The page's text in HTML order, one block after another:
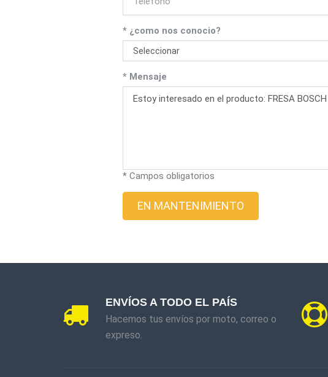
* ¿como nos conocio?
* Mensaje
* Campos obligatorios
EN MANTENIMIENTO
ENVÍOS A TODO EL PAÍS
Hacemos tus envíos por moto, correo o
expreso.